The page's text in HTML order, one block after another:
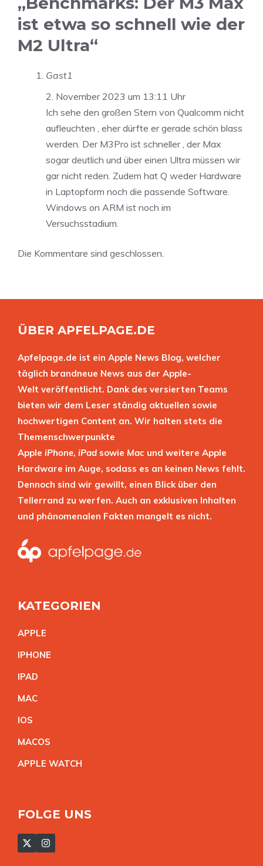
ist etwa so schnell wie der
M2 Ultra“
Gast1
2. November 2023 um 13:11 Uhr
Ich sehe den großen Stern von Qualcomm nicht
aufleuchten , eher dürfte er gerade schön blass
werden. Der M3Pro ist schneller , der Max
sogar deutlich und über einen Ultra müssen wir
gar nicht reden. Zudem hat Q weder Hardware
in Laptopform noch die passende Software.
Windows on ARM ist noch im
Versuchsstadium.
Die Kommentare sind geschlossen.
ÜBER APFELPAGE.DE
Apfelpage.de ist ein Apple News Blog, welcher
täglich brandneue News aus der Apple-
Welt veröffentlicht. Dank des versierten Teams
bieten wir dem Leser ständig aktuellen sowie
hochwertigen Content an. Wir halten stets die
Themenschwerpunkte
Apple iPhone, iPad sowie Mac und weitere Apple
Hardware im Auge, sodass es an keinen News fehlt.
Dennoch sind wir gewillt, einen Blick über den
Tellerrand zu werfen. Auch an exklusiven Inhalten
und phänomenalen Fakten mangelt es nicht.
KATEGORIEN
APPLE
IPHONE
IPAD
MAC
IOS
MACOS
APPLE WATCH
FOLGE UNS